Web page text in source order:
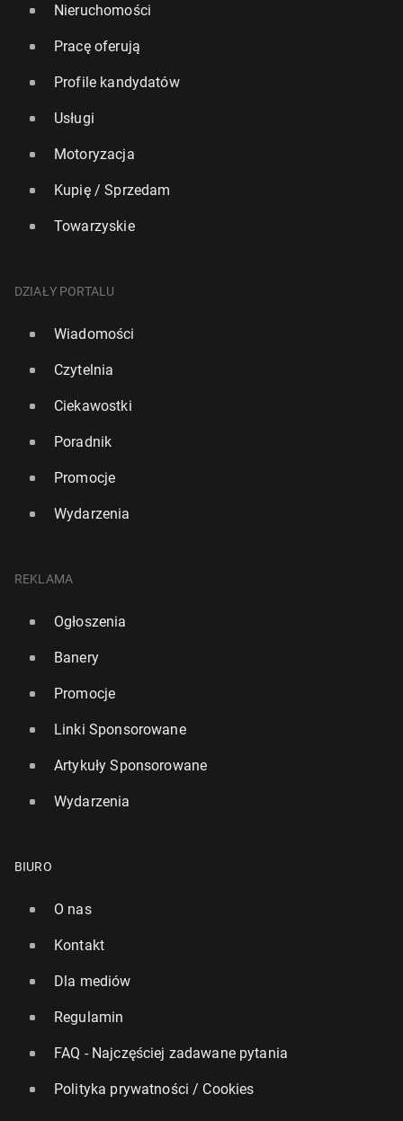
Nieruchomości
Pracę oferują
Profile kandydatów
Usługi
Motoryzacja
Kupię / Sprzedam
Towarzyskie
DZIAŁY PORTALU
Wiadomości
Czytelnia
Ciekawostki
Poradnik
Promocje
Wydarzenia
REKLAMA
Ogłoszenia
Banery
Promocje
Linki Sponsorowane
Artykuły Sponsorowane
Wydarzenia
BIURO
O nas
Kontakt
Dla mediów
Regulamin
FAQ - Najczęściej zadawane pytania
Polityka prywatności / Cookies